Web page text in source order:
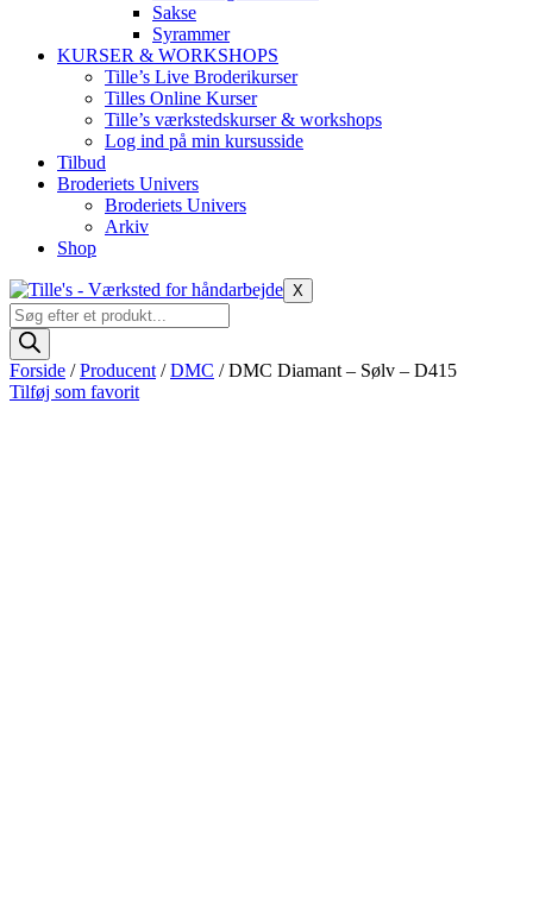
Sakse
Syrammer
KURSER & WORKSHOPS
Tille’s Live Broderikurser
Tilles Online Kurser
Tille’s værkstedskurser & workshops
Log ind på min kursusside
Tilbud
Broderiets Univers
Broderiets Univers
Arkiv
Shop
X
Products
search
Forside /Producent /DMC / DMC Diamant – Sølv – D415
Tilføj som favorit